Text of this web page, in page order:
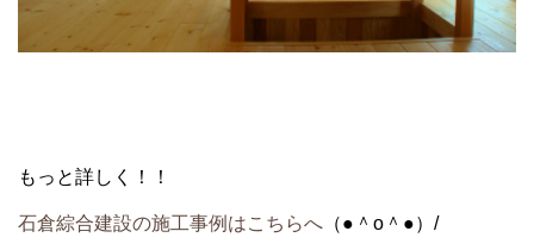
もっと詳しく！！
石倉綜合建設の施工事例はこちらへ （●＾o＾●）/